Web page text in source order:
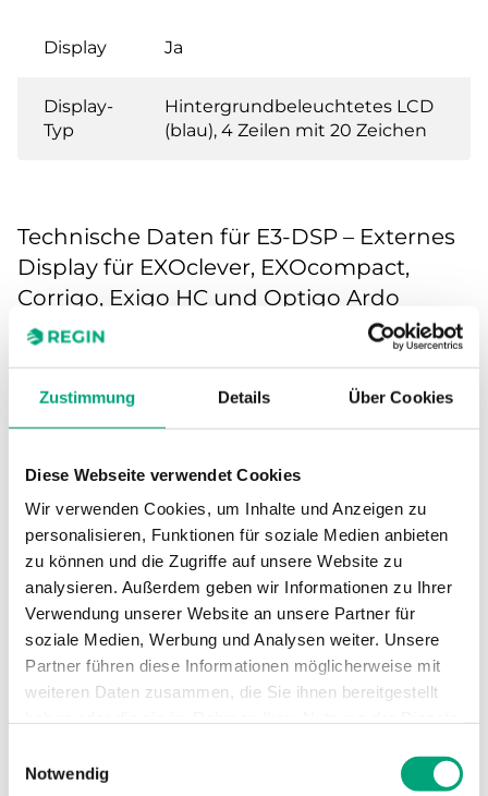
Zustimmung Details Über Cookies
Diese Webseite verwendet Cookies
Wir verwenden Cookies, um Inhalte und Anzeigen zu
personalisieren, Funktionen für soziale Medien anbieten
zu können und die Zugriffe auf unsere Website zu
analysieren. Außerdem geben wir Informationen zu Ihrer
Verwendung unserer Website an unsere Partner für
soziale Medien, Werbung und Analysen weiter. Unsere
Partner führen diese Informationen möglicherweise mit
weiteren Daten zusammen, die Sie ihnen bereitgestellt
Notwendig
Display Ja
Display-
Typ
Hintergrundbeleuchtetes LCD
(blau), 4 Zeilen mit 20 Zeichen
Technische Daten für E3-DSP – Externes
Display für EXOclever, EXOcompact,
Corrigo, Exigo HC und Optigo Ardo
(24...24 V DC)
Umgebungsfeuchte
(nicht kondensierend)
5…95 % RH
Umgebungstemperatur 5…40 °C
Montage Wand
Abmessungen, außen
(B x H x T)
115x95x25
mm
Material, Gehäuse
Polycarbonat,